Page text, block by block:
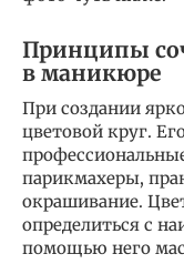
Принципы
в маникюре
При создании
цветовой круг.
парикмахеры,
окрашивание.
определиться с
помощью него